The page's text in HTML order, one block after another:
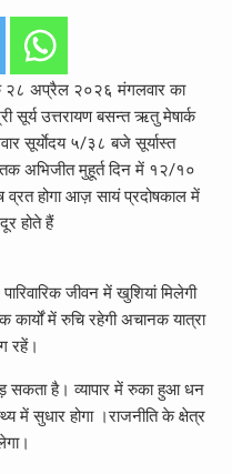
अप्रैल २०२६ मंगलवार का
उत्तरायण बसन्त ऋतु मेषार्क
सूर्याेदय ५/३८ बजे सूर्यास्त
अभिजीत मुहूर्त दिन में १२/१०
होगा आज़ सायं प्रदोषकाल में
होते हैं
जीवन में खुशियां मिलेगी
कार्यों में रुचि रहेगी अचानक यात्रा
रहें।
सकता है। व्यापार में रुका हुआ धन
में सुधार होगा ।राजनीति के क्षेत्र